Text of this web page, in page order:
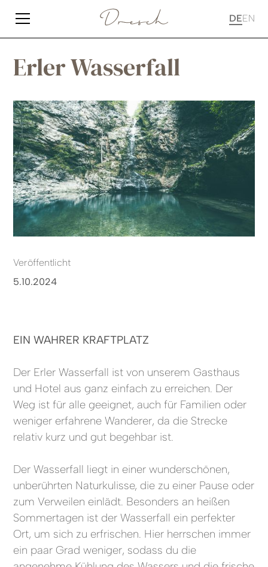
DEEN
Erler Wasserfall
Veröffentlicht
5.10.2024
EIN WAHRER KRAFTPLATZ
Der Erler Wasserfall ist von unserem Gasthaus
und Hotel aus ganz einfach zu erreichen. Der
Weg ist für alle geeignet, auch für Familien oder
weniger erfahrene Wanderer, da die Strecke
relativ kurz und gut begehbar ist.
Der Wasserfall liegt in einer wunderschönen,
unberührten Naturkulisse, die zu einer Pause oder
zum Verweilen einlädt. Besonders an heißen
Sommertagen ist der Wasserfall ein perfekter
Ort, um sich zu erfrischen. Hier herrschen immer
ein paar Grad weniger, sodass du die